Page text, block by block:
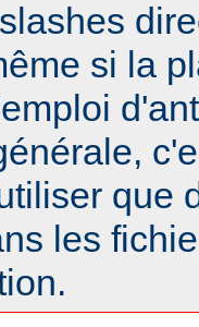
si la
que
les